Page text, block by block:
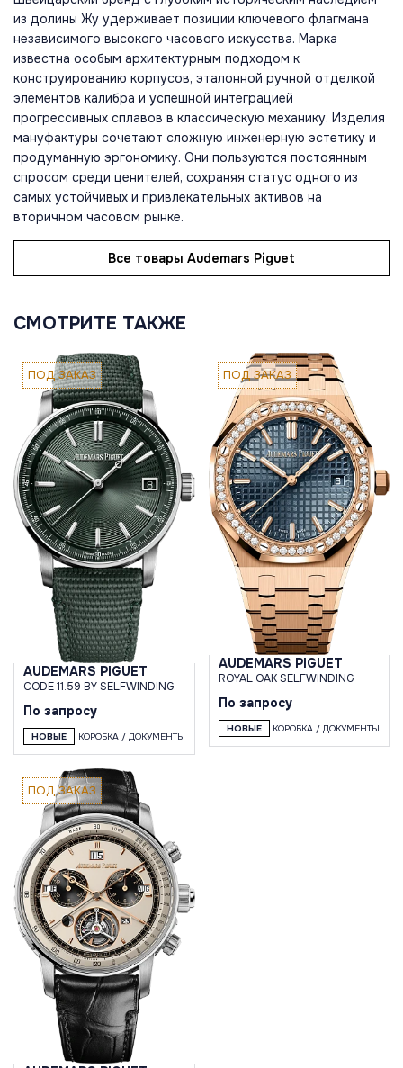
из долины Жу удерживает позиции ключевого флагмана
независимого высокого часового искусства. Марка
известна особым архитектурным подходом к
конструированию корпусов, эталонной ручной отделкой
элементов калибра и успешной интеграцией
прогрессивных сплавов в классическую механику. Изделия
мануфактуры сочетают сложную инженерную эстетику и
продуманную эргономику. Они пользуются постоянным
спросом среди ценителей, сохраняя статус одного из
самых устойчивых и привлекательных активов на
вторичном часовом рынке.
Все товары Audemars Piguet
СМОТРИТЕ ТАКЖЕ
ПОД ЗАКАЗ
AUDEMARS PIGUET
CODE 11.59 BY SELFWINDING
По запросу
НОВЫЕ КОРОБКА / ДОКУМЕНТЫ
ПОД ЗАКАЗ
AUDEMARS PIGUET
ROYAL OAK SELFWINDING
По запросу
НОВЫЕ КОРОБКА / ДОКУМЕНТЫ
ПОД ЗАКАЗ